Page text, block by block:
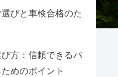
びと車検合格のた
方：信頼できるパ
めのポイント